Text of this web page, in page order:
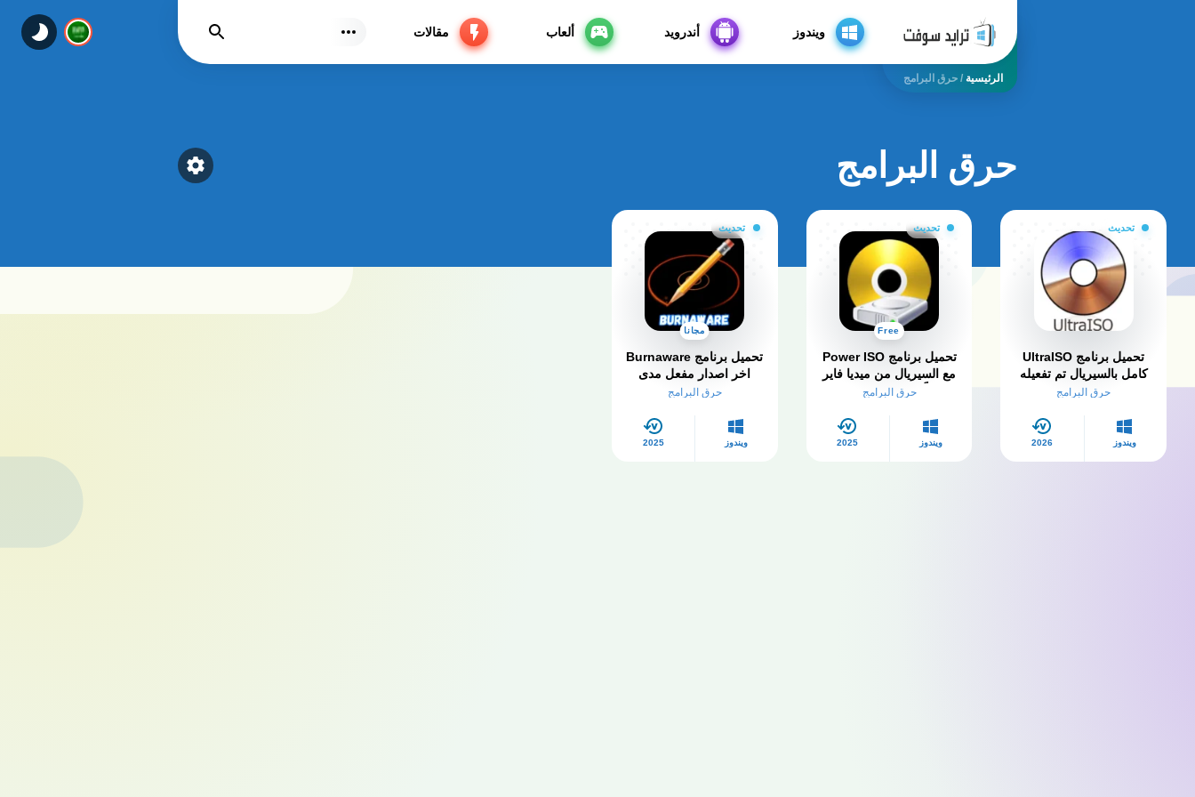
ويندوز أندرويد ألعاب مقالات يجد
الرئيسية / حرق البرامج
حرق البرامج Select a category
تحديث
تحميل برنامج UltraISO
كامل بالسيريال تم تفعيله
مدى الحياة 2026
حرق البرامج
ويندوز 2026
تحديث
Free
تحميل برنامج Power ISO
مع السيريال من ميديا فاير
حرق البرامج
ويندوز 2025
تحديث
مجانا
اخر اصدار مفعل مدى
الحياة
حرق البرامج
ويندوز 2025